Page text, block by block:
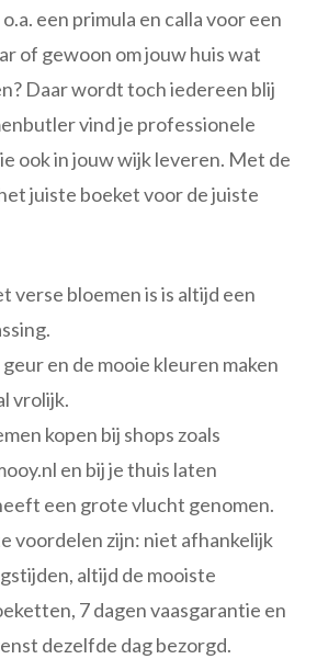
een primula en calla voor een
of gewoon om jouw huis wat
Daar wordt toch iedereen blij
vind je professionele
ook in jouw wijk leveren. Met de
juiste boeket voor de juiste
verse bloemen is is altijd een
en de mooie kleuren maken
vrolijk.
kopen bij shops zoals
en bij je thuis laten
een grote vlucht genomen.
voordelen zijn: niet afhankelijk
altijd de mooiste
7 dagen vaasgarantie en
dezelfde dag bezorgd.